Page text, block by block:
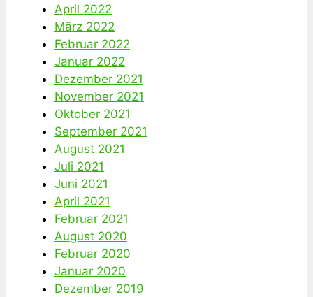
April 2022
März 2022
Februar 2022
Januar 2022
Dezember 2021
November 2021
Oktober 2021
September 2021
August 2021
Juli 2021
Juni 2021
April 2021
Februar 2021
August 2020
Februar 2020
Januar 2020
Dezember 2019